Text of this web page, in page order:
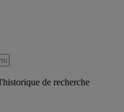
de recherche